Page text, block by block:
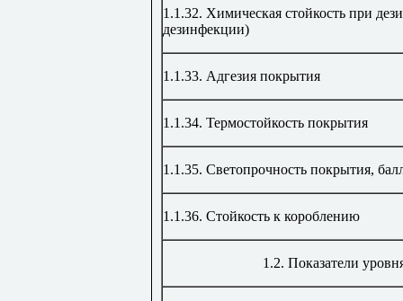
1.1.32. Химическая стойкость при
дезинфекции)
1.1.33. Адгезия покрытия
1.1.34. Термостойкость покрытия
1.1.35. Светопрочность покрытия,
1.1.36. Стойкость к короблению
1.2. Показатели